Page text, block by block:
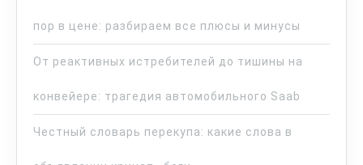
пор в цене: разбираем все плюсы и минусы
От реактивных истребителей до тишины на
конвейере: трагедия автомобильного Saab
Честный словарь перекупа: какие слова в